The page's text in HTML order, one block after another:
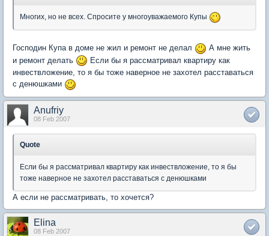
Многих, но не всех. Спросите у многоуважаемого Купы
Господин Купа в доме не жил и ремонт не делал
А мне жить
и ремонт делать
Если бы я рассматривал квартиру как
инвествложение, то я бы тоже наверное не захотел расставаться
с денюшками
Anufriy
08 Feb 2007
Quote
Если бы я рассматривал квартиру как инвествложение, то я бы
тоже наверное не захотел расставаться с денюшками
А если не рассматривать, то хочется?
Elina
08 Feb 2007